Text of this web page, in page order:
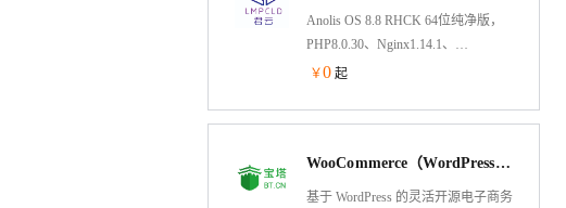
Anolis OS 8.8 RHCK 64位纯净版，
PHP8.0.30、Nginx1.14.1、
Apache2.4.37、MySQL8.0.40，
￥0 起
WooCommerce（WordPress 的开源电子商务平台）
基于 WordPress 的灵活开源电子商务